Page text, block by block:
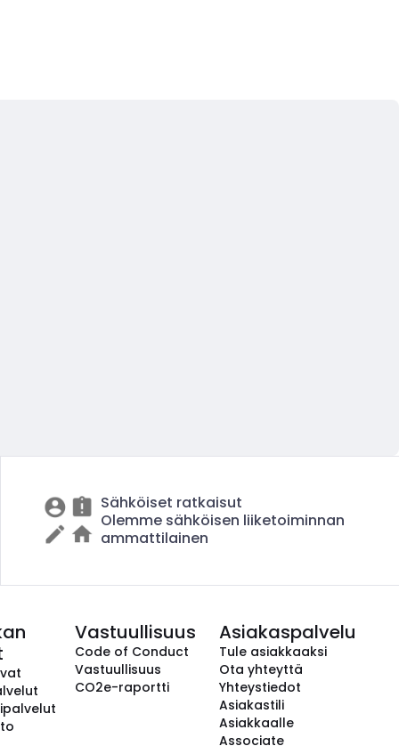
Sähköiset ratkaisut
Olemme sähköisen liiketoiminnan
ammattilainen
Vastuullisuus
Code of Conduct
Vastuullisuus
CO2e-raportti
Asiakaspalvelu
Tule asiakkaaksi
Ota yhteyttä
Yhteystiedot
Asiakastili
Asiakkaalle
Associate